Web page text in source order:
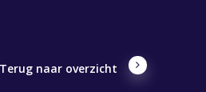
naar overzicht